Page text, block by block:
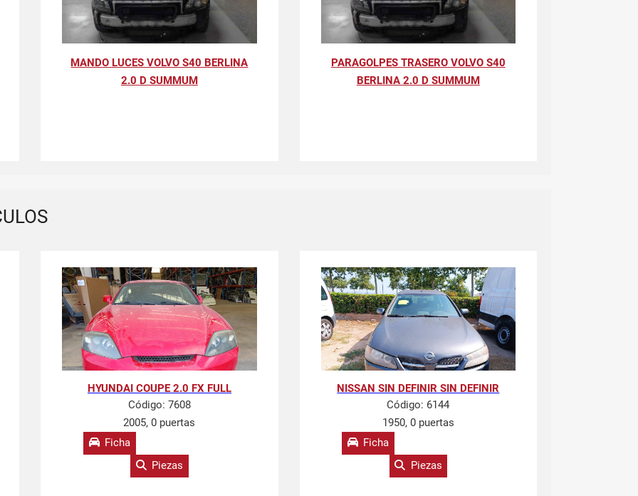
MANDO LUCES VOLVO S40 BERLINA
2.0 D SUMMUM
PARAGOLPES TRASERO VOLVO S40
BERLINA 2.0 D SUMMUM
HYUNDAI COUPE 2.0 FX FULL
Código: 7608
2005, 0 puertas
Ficha
Piezas
NISSAN SIN DEFINIR SIN DEFINIR
Código: 6144
1950, 0 puertas
Ficha
Piezas